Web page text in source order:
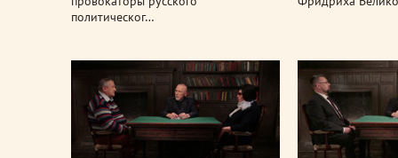
политическог…